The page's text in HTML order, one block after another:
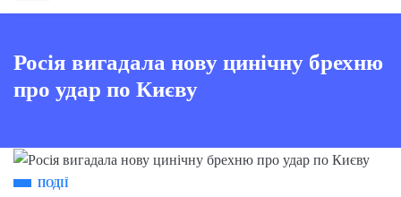
Росія вигадала нову цинічну брехню
про удар по Києву
ПОДІЇ